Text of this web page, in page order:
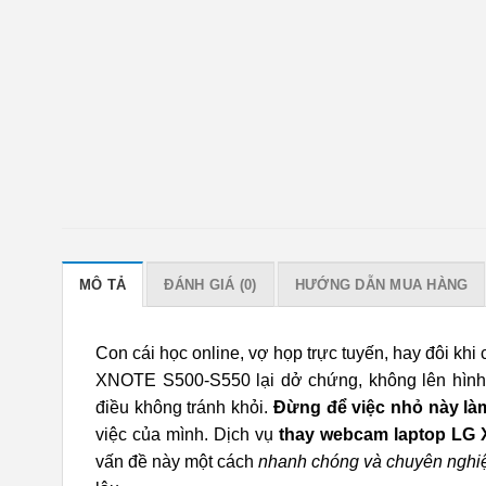
MÔ TẢ ĐÁNH GIÁ (0) HƯỚNG DẪN MUA HÀNG
Con cái học online, vợ họp trực tuyến, hay đôi khi
XNOTE S500-S550 lại dở chứng, không lên
điều không tránh khỏi. Đừng để việc nhỏ này
việc của mình. Dịch vụthay webcam laptop LG
vấn đề này một cáchnhanh chóng và chuyên